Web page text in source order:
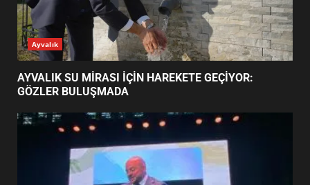
1
AYVALIK SU MİRASI İÇİN
HAREKETE GEÇİYOR: GÖZLER
BULUŞMADA
ESA 2026’DA TÜRK BAHARATI
NEYİ TEMSİL ETTİ?
Ayvalık
AYVALIK SU MİRASI İÇİN HAREKETE GEÇİYOR:
GÖZLER BULUŞMADA